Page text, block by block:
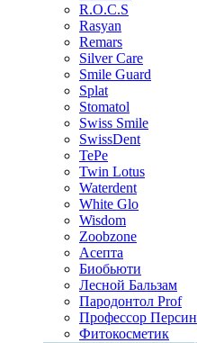
R.O.C.S
Rasyan
Remars
Silver Care
Smile Guard
Splat
Stomatol
Swiss Smile
SwissDent
TePe
Twin Lotus
Waterdent
White Glo
Wisdom
Zoobzone
Асепта
Биобьюти
Лесной Бальзам
Пародонтол Prof
Профессор Персин
Фитокосметик